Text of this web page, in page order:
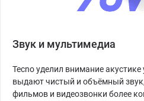
Звук и мультимедиа
Tecno уделил внимание
выдают чистый и объёмный
фильмов и видеозвонки более